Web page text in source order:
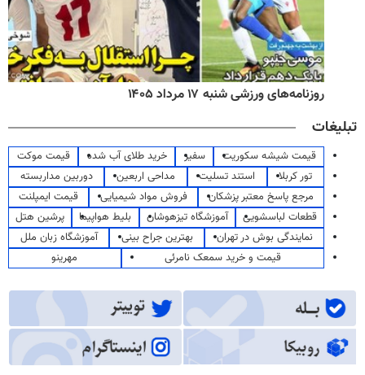
روزنامه‌های ورزشی شنبه ۱۷ مرداد ۱۴۰۵
تبلیغات
قیمت شیشه سکوریت سفیر خرید طلای آب شده
قیمت موکت
تور کربلا
استند تسلیت مداحی اربعین
دوربین مداربسته
مرجع پاسخ معتبر پزشکان
فروش مواد شیمیایی
قیمت ایمپلنت
قطعات لباسشویی
آموزشگاه تیزهوشان بلیط هواپیما
پرشین هتل
نمایندگی بوش در تهران
بهترین جراح بینی
آموزشگاه زبان ملل
قیمت و خرید سمعک نامرئی
مهرینو